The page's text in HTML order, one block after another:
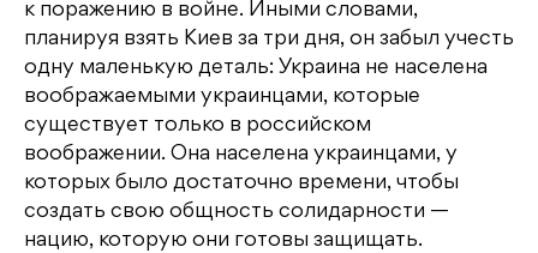
к поражению в войне. Иными словами,
планируя взять Киев за три дня, он забыл учесть
одну маленькую деталь: Украина не населена
воображаемыми украинцами, которые
существует только в российском
воображении. Она населена украинцами, у
которых было достаточно времени, чтобы
создать свою общность солидарности —
нацию, которую они готовы защищать.